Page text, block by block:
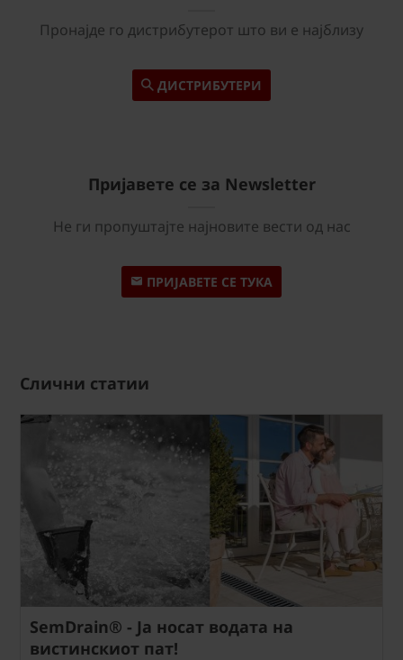
Пронајде го дистрибутерот што ви е најблизу
ДИСТРИБУТЕРИ
Пријавете се за Newsletter
Не ги пропуштајте најновите вести од нас
ПРИЈАВЕТЕ СЕ ТУКА
Слични статии
SemDrain® - Ја носат водата на
вистинскиот пат!